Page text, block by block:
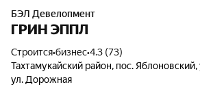
БЭЛ Девелопмент
ГРИН ЭППЛ
Строится•бизнес•4.3 (73)
Тахтамукайский район, пос.
ул. Дорожная